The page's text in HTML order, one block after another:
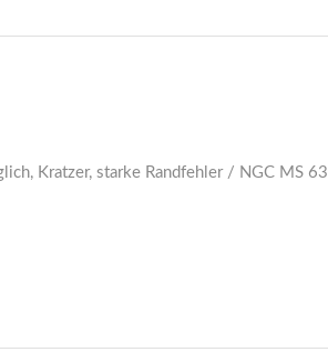
Kratzer, starke Randfehler / NGC MS 63